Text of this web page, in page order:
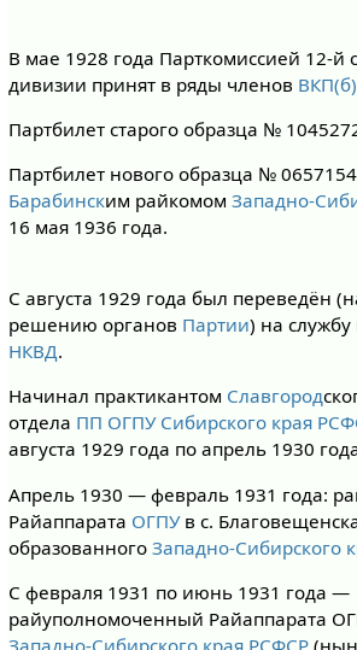
В мае 1928 года Парткомиссией 12-й
дивизии принят в ряды членов ВКП(б)
Партбилет старого образца №
Партбилет нового образца №
Барабинским райкомом Западно-
16 мая 1936 года.
C августа 1929 года был переведён
решению органов Партии) на службу
НКВД.
Начинал практикантом Славгород
отдела ПП ОГПУ Сибирского края
августа 1929 года по апрель 1930
Апрель 1930 — февраль 1931 года:
Райаппарата ОГПУв с.
образованного Западно-Сибирского
С февраля 1931 по июнь 1931 года —
райуполномоченный Райаппарата
Западно-Сибирского края РСФСР